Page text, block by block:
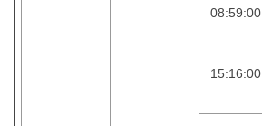
08:59:00
15:16:00